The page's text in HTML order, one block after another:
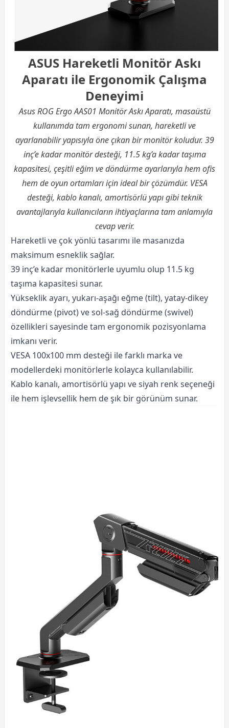
ASUS Hareketli Monitör Askı
Aparatı ile Ergonomik Çalışma
Deneyimi
Asus ROG Ergo AAS01 Monitör Askı Aparatı, masaüstü
kullanımda tam ergonomi sunan, hareketli ve
ayarlanabilir yapısıyla öne çıkan bir monitör koludur. 39
inç’e kadar monitör desteği, 11.5 kg’a kadar taşıma
kapasitesi, çeşitli eğim ve döndürme ayarlarıyla hem ofis
hem de oyun ortamları için ideal bir çözümdür. VESA
desteği, kablo kanalı, amortisörlü yapı gibi teknik
avantajlarıyla kullanıcıların ihtiyaçlarına tam anlamıyla
cevap verir.
Hareketli ve çok yönlü tasarımı ile masanızda
maksimum esneklik sağlar.
39 inç’e kadar monitörlerle uyumlu olup 11.5 kg
taşıma kapasitesi sunar.
Yükseklik ayarı, yukarı-aşağı eğme (tilt), yatay-dikey
döndürme (pivot) ve sol-sağ döndürme (swivel)
özellikleri sayesinde tam ergonomik pozisyonlama
imkanı verir.
VESA 100x100 mm desteği ile farklı marka ve
modellerdeki monitörlerle kolayca kullanılabilir.
Kablo kanalı, amortisörlü yapı ve siyah renk seçeneği
ile hem işlevsellik hem de şık bir görünüm sunar.